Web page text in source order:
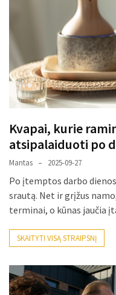
Kvapai, kurie
atsipalaiduoti po
Mantas 2025-09-27
Po įtemptos darbo
srautą. Net ir grįžus
terminai, o kūnas jaučia
SKAITYTI VISĄ STRAIPSNĮ